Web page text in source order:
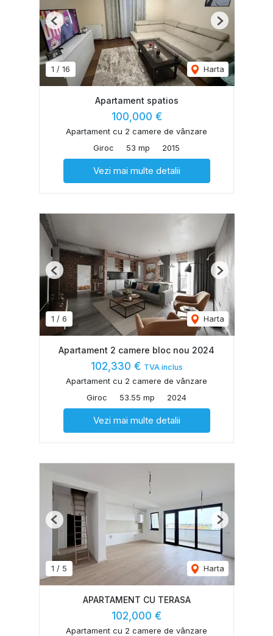
1 / 16 Harta
Previous Next
Apartament spatios
100,000 €
Apartament cu 2 camere de vânzare
Giroc
53 mp 2015
Vezi mai multe detalii
1 / 6 Harta
Previous Next
Apartament 2 camere bloc nou 2024
102,330 € TVA inclus
Apartament cu 2 camere de vânzare
Giroc
53.55 mp 2024
Vezi mai multe detalii
1 / 5 Harta
Previous Next
APARTAMENT CU TERASA
102,000 €
Apartament cu 2 camere de vânzare